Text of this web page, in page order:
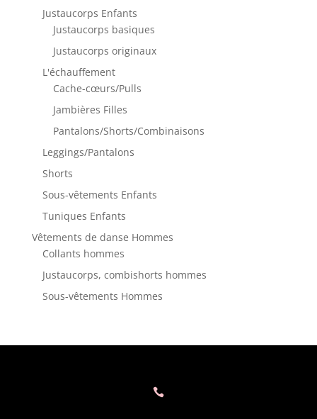
Justaucorps Enfants
Justaucorps basiques
Justaucorps originaux
L'échauffement
Cache-cœurs/Pulls
Jambières Filles
Pantalons/Shorts/Combinaisons
Leggings/Pantalons
Shorts
Sous-vêtements Enfants
Tuniques Enfants
Vêtements de danse Hommes
Collants hommes
Justaucorps, combishorts hommes
Sous-vêtements Hommes
